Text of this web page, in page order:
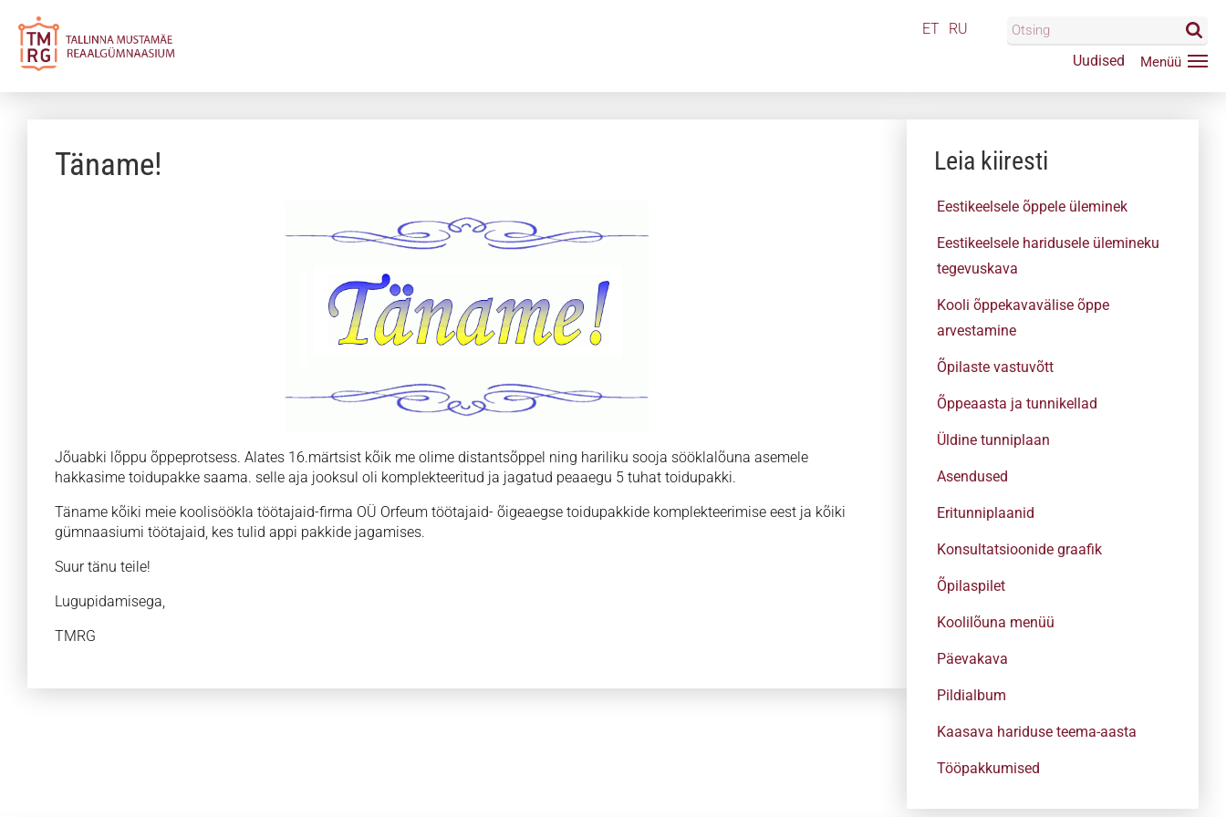
ET RU
Uudised
Täname!
Jõuabki lõppu õppeprotsess. Alates 16.märtsist kõik me olime distantsõppel ning hariliku sooja sööklalõuna asemele
hakkasime toidupakke saama. selle aja jooksul oli komplekteeritud ja jagatud peaaegu 5 tuhat toidupakki.
Täname kõiki meie koolisöökla töötajaid-firma OÜ Orfeum töötajaid- õigeaegse toidupakkide komplekteerimise eest ja kõiki
gümnaasiumi töötajaid, kes tulid appi pakkide jagamises.
Suur tänu teile!
Lugupidamisega,
TMRG
Leia kiiresti
Eestikeelsele õppele üleminek
Eestikeelsele haridusele ülemineku
tegevuskava
Kooli õppekavavälise õppe
arvestamine
Õpilaste vastuvõtt
Õppeaasta ja tunnikellad
Üldine tunniplaan
Asendused
Eritunniplaanid
Konsultatsioonide graafik
Õpilaspilet
Koolilõuna menüü
Päevakava
Pildialbum
Kaasava hariduse teema-aasta
Tööpakkumised